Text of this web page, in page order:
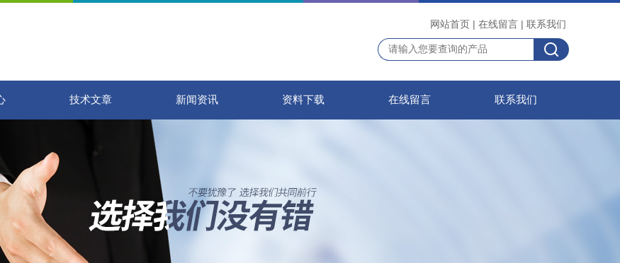
网站首页 | 在线留言 | 联系我们
技术文章 新闻资讯 资料下载 在线留言 联系我们